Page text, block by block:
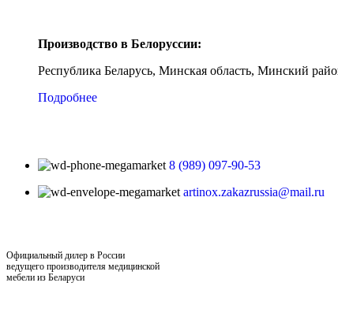
Производство в Белоруссии:
Республика Беларусь, Минская область, Минский
Подробнее
8 (989) 097-90-53
artinox.zakazrussia@mail.ru
Официальный дилер в России
ведущего производителя медицинской
мебели из Беларуси